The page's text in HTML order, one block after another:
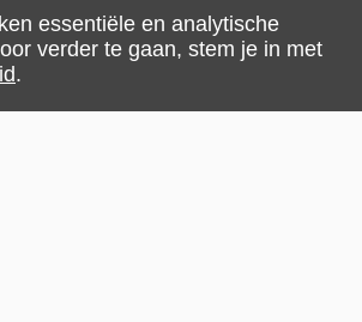
website voor tassen en bagage is
bieden een ruime keuze aan tassen,
plunjezakken en bagagesets, van
Tumi, Osprey en Patagonia. Ze
essentiële en analytische
verder te gaan, stem je in met
.